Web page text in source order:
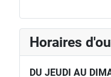
Horaires
DU JEUDI AU